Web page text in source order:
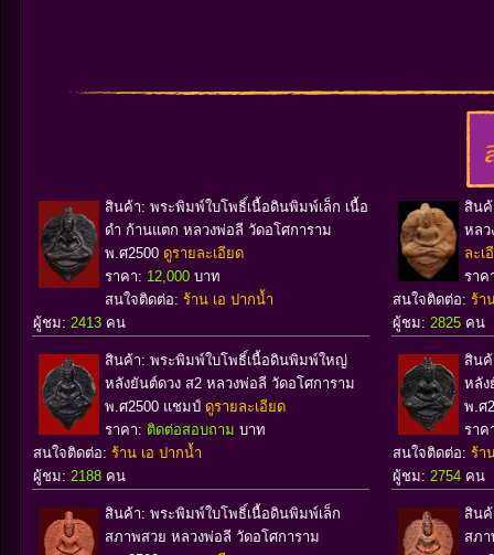
สินค้า: พระพิมพ์ใบโพธิ์เนื้อดินพิมพ์เล็ก เนื้อ
ดำ ก้านแตก หลวงพ่อลี วัดอโศการาม
พ.ศ2500 ดูรายละเอียด
ราคา: 12,000 บาท
สนใจติดต่อ: ร้าน เอ ปากน้ำ
ผู้ชม: 2413 คน
สินค้
หลว
ละเ
รา
สนใจติดต่อ: ร้า
ผู้ชม: 2825 คน
สินค้า: พระพิมพ์ใบโพธิ์เนื้อดินพิมพ์ใหญ่
หลังยันต์ดวง ส2 หลวงพ่อลี วัดอโศการาม
พ.ศ2500 แชมป์ ดูรายละเอียด
ราคา: ติดต่อสอบถาม บาท
สนใจติดต่อ: ร้าน เอ ปากน้ำ
ผู้ชม: 2188 คน
สิน
หลัง
พ.ศ
รา
สนใจติดต่อ: ร้า
ผู้ชม: 2754 คน
สินค้า: พระพิมพ์ใบโพธิ์เนื้อดินพิมพ์เล็ก
สภาพสวย หลวงพ่อลี วัดอโศการาม
สินค้
สภา